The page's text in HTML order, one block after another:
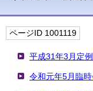
ページID 1001119
平成31年3月定
令和元年5月臨